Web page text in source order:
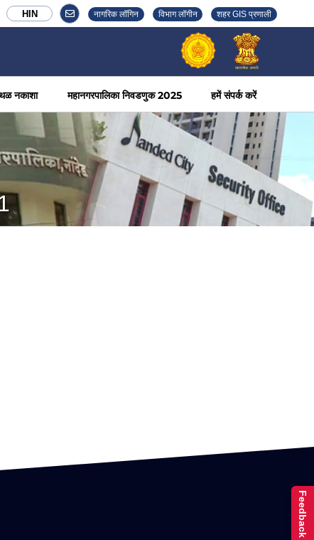
HIN नागरिक लॉगिन विभाग लॉगीन शहर GIS प्रणाली
नकाशा महानगरपालिका निवडणुक 2025 हमें संपर्क करें
Feedback